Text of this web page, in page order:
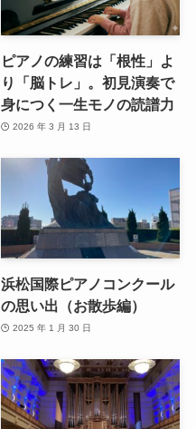
ピアノの練習は「根性」よ
り「脳トレ」。初見演奏で
身につく一生モノの読譜力
2026 年 3 月 13 日
浜松国際ピアノコンクール
の思い出（お散歩編）
2025 年 1 月 30 日